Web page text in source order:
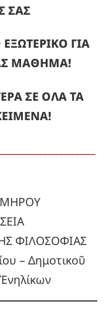
ΣΑΣ
ΓΙΑ
ΜΑΘΗΜΑ!
ΣΕ ΟΛΑ ΤΑ
ΦΙΛΟΣΟΦΙΑΣ
– Δημοτικοῦ